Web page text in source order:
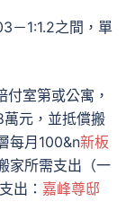
－1:1.2之間，單
付室第或公寓，
元，並抵償搬
每月100&n新板
家所需支出（一
出： 嘉峰尊邸